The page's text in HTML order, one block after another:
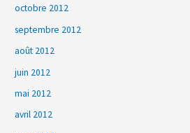
octobre 2012
septembre 2012
août 2012
juin 2012
mai 2012
avril 2012